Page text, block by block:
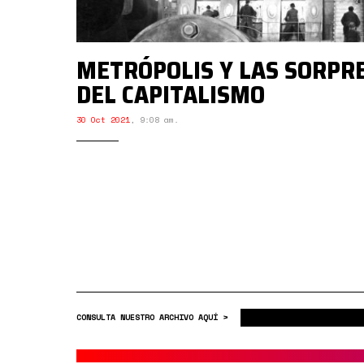
METRÓPOLIS Y LAS
DEL CAPITALISMO
30 Oct 2021, 9:08 am.
CONSULTA NUESTRO ARCHIVO AQUÍ >